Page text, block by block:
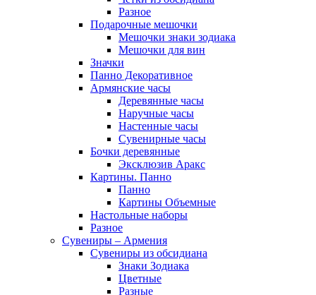
Разное
Подарочные мешочки
Мешочки знаки зодиака
Мешочки для вин
Значки
Панно Декоративное
Армянские часы
Деревянные часы
Наручные часы
Настенные часы
Сувенирные часы
Бочки деревянные
Эксклюзив Аракс
Картины. Панно
Панно
Картины Объемные
Настольные наборы
Разное
Сувениры – Армения
Сувениры из обсидиана
Знаки Зодиака
Цветные
Разные